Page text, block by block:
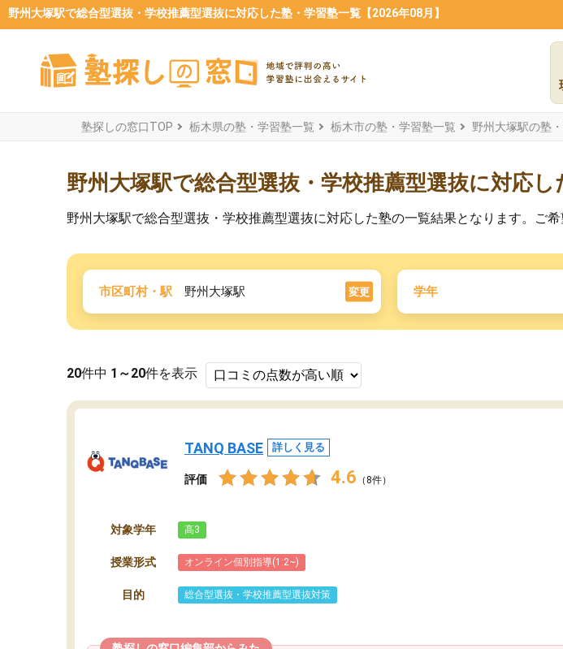
野州大塚駅で総合型選抜・学校推薦型選抜に対応した塾・学習塾一覧【2026年08月】
塾探しの窓口TOP 栃木県の塾・学習塾一覧 栃木市の塾・学習塾一覧 野州大塚駅の塾
野州大塚駅で総合型選抜・学校推薦型選抜に対応し
野州大塚駅で総合型選抜・学校推薦型選抜に対応した塾の一覧結果となります。ご希
市区町村・駅 野州大塚駅 変更 学年
20件中 1～20件を表示
TANQ BASE 詳しく見る
評価 4.6 （8件）
対象学年 高3
授業形式 オンライン個別指導(1:2~)
目的 総合型選抜・学校推薦型選抜対策